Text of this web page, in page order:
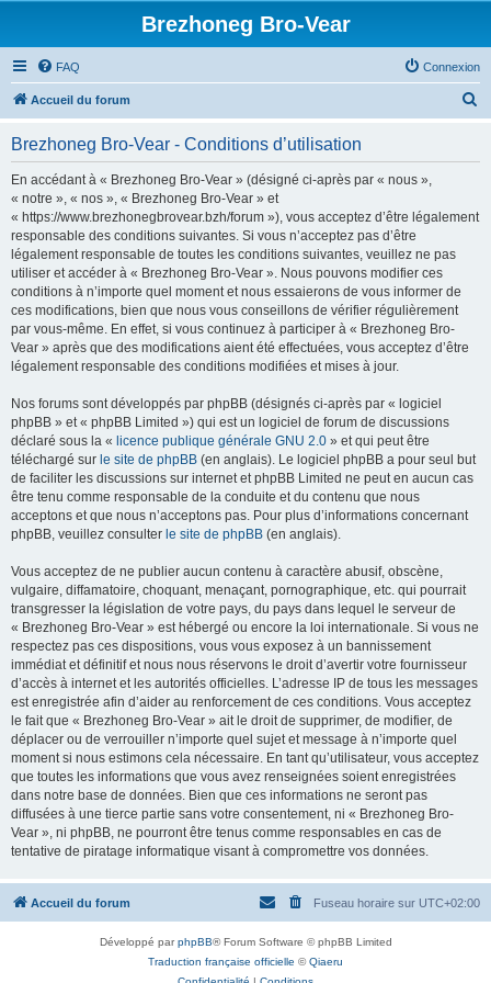
Brezhoneg Bro-Vear
FAQ Connexion
Accueil du forum
Brezhoneg Bro-Vear - Conditions d’utilisation
En accédant à « Brezhoneg Bro-Vear » (désigné ci-après par « nous »,
« notre », « nos », « Brezhoneg Bro-Vear » et
« https://www.brezhonegbrovear.bzh/forum »), vous acceptez d’être légalement
responsable des conditions suivantes. Si vous n’acceptez pas d’être
légalement responsable de toutes les conditions suivantes, veuillez ne pas
utiliser et accéder à « Brezhoneg Bro-Vear ». Nous pouvons modifier ces
conditions à n’importe quel moment et nous essaierons de vous informer de
ces modifications, bien que nous vous conseillons de vérifier régulièrement
par vous-même. En effet, si vous continuez à participer à « Brezhoneg Bro-
Vear » après que des modifications aient été effectuées, vous acceptez d’être
légalement responsable des conditions modifiées et mises à jour.
Nos forums sont développés par phpBB (désignés ci-après par « logiciel
phpBB » et « phpBB Limited ») qui est un logiciel de forum de discussions
déclaré sous la « licence publique générale GNU 2.0 » et qui peut être
téléchargé sur le site de phpBB (en anglais). Le logiciel phpBB a pour seul but
de faciliter les discussions sur internet et phpBB Limited ne peut en aucun cas
être tenu comme responsable de la conduite et du contenu que nous
acceptons et que nous n’acceptons pas. Pour plus d’informations concernant
phpBB, veuillez consulter le site de phpBB (en anglais).
Vous acceptez de ne publier aucun contenu à caractère abusif, obscène,
vulgaire, diffamatoire, choquant, menaçant, pornographique, etc. qui pourrait
transgresser la législation de votre pays, du pays dans lequel le serveur de
« Brezhoneg Bro-Vear » est hébergé ou encore la loi internationale. Si vous ne
respectez pas ces dispositions, vous vous exposez à un bannissement
immédiat et définitif et nous nous réservons le droit d’avertir votre fournisseur
d’accès à internet et les autorités officielles. L’adresse IP de tous les messages
est enregistrée afin d’aider au renforcement de ces conditions. Vous acceptez
le fait que « Brezhoneg Bro-Vear » ait le droit de supprimer, de modifier, de
déplacer ou de verrouiller n’importe quel sujet et message à n’importe quel
moment si nous estimons cela nécessaire. En tant qu’utilisateur, vous acceptez
que toutes les informations que vous avez renseignées soient enregistrées
dans notre base de données. Bien que ces informations ne seront pas
diffusées à une tierce partie sans votre consentement, ni « Brezhoneg Bro-
Vear », ni phpBB, ne pourront être tenus comme responsables en cas de
tentative de piratage informatique visant à compromettre vos données.
Accueil du forum Fuseau horaire sur UTC+02:00
Développé parphpBB® Forum Software © phpBB Limited
Traduction française officielle ©Qiaeru